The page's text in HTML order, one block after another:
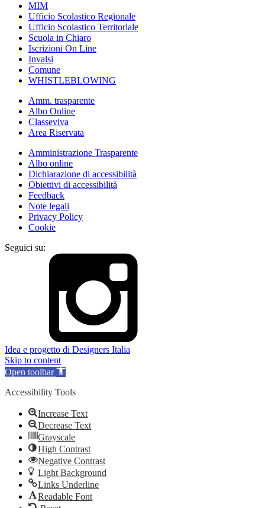
MIM
Ufficio Scolastico Regionale
Ufficio Scolastico Territoriale
Scuola in Chiaro
Iscrizioni On Line
Invalsi
Comune
WHISTLEBLOWING
Amm. trasparente
Albo Online
Classeviva
Area Riservata
Amministrazione Trasparente
Albo online
Dichiarazione di accessibilità
Obiettivi di accessibilità
Feedback
Note legali
Privacy Policy
Cookie
Seguici su:
Idea e progetto di Designers Italia
Skip to content
Open toolbar
Accessibility Tools
Increase Text
Decrease Text
Grayscale
High Contrast
Negative Contrast
Light Background
Links Underline
Readable Font